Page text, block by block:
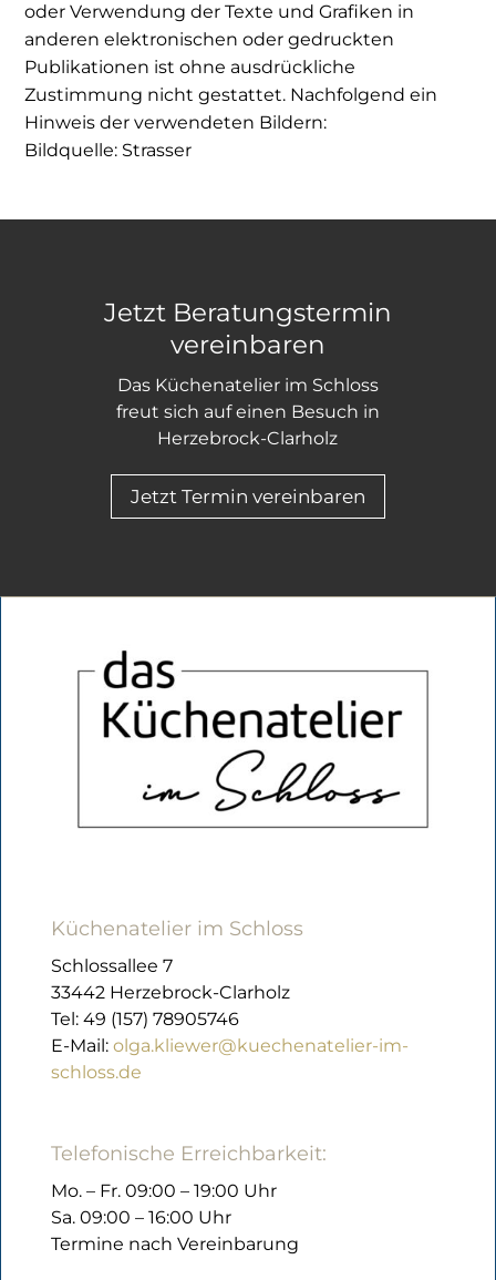
oder Verwendung der Texte und Grafiken in
anderen elektronischen oder gedruckten
Publikationen ist ohne ausdrückliche
Zustimmung nicht gestattet. Nachfolgend ein
Hinweis der verwendeten Bildern:
Bildquelle: Strasser
Jetzt Beratungstermin
vereinbaren
Das Küchenatelier im Schloss
freut sich auf einen Besuch in
Herzebrock-Clarholz
Jetzt Termin vereinbaren
Küchenatelier im Schloss
Schlossallee 7
33442 Herzebrock-Clarholz
Tel: 49 (157) 78905746
E-Mail: olga.kliewer@kuechenatelier-im-
schloss.de
Telefonische Erreichbarkeit:
Mo. – Fr. 09:00 – 19:00 Uhr
Sa. 09:00 – 16:00 Uhr
Termine nach Vereinbarung